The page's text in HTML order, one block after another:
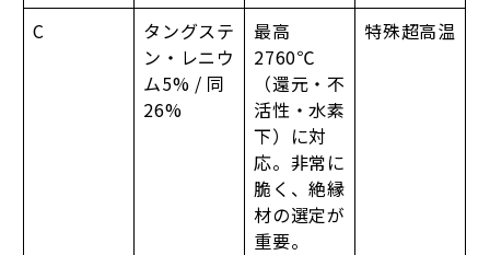
C
タングステ
ン・レニウ
ム5% / 同
26%
最高
2760℃
（還元・不
活性・水素
下）に対
応。非常に
脆く、絶縁
材の選定が
重要。
特殊超高温